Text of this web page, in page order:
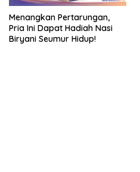
Menangkan Pertarungan,
Pria Ini Dapat Hadiah Nasi
Biryani Seumur Hidup!